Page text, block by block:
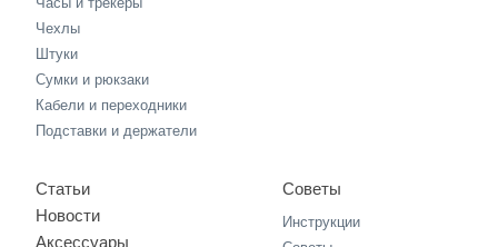
Чехлы
Штуки
Сумки и рюкзаки
Кабели и переходники
Подставки и держатели
Статьи
Новости
Аксессуары
Советы
Инструкции